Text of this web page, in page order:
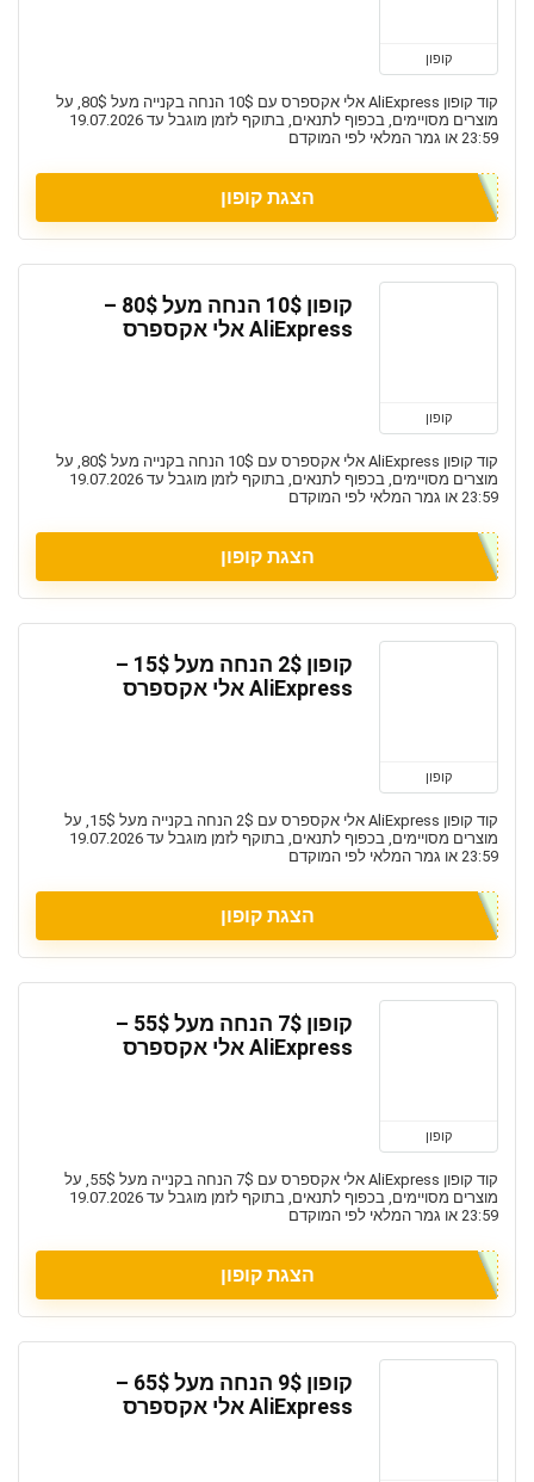
קופון
קוד קופון AliExpress אלי אקספרס עם 10$ הנחה בקנייה מעל 80$, על
מוצרים מסויימים, בכפוף לתנאים, בתוקף לזמן מוגבל עד 19.07.2026
23:59 או גמר המלאי לפי המוקדם
הצגת קופון
קופון
קופון 10$ הנחה מעל 80$ –
AliExpress אלי אקספרס
קוד קופון AliExpress אלי אקספרס עם 10$ הנחה בקנייה מעל 80$, על
מוצרים מסויימים, בכפוף לתנאים, בתוקף לזמן מוגבל עד 19.07.2026
23:59 או גמר המלאי לפי המוקדם
הצגת קופון
קופון
קופון 2$ הנחה מעל 15$ –
AliExpress אלי אקספרס
קוד קופון AliExpress אלי אקספרס עם 2$ הנחה בקנייה מעל 15$, על
מוצרים מסויימים, בכפוף לתנאים, בתוקף לזמן מוגבל עד 19.07.2026
23:59 או גמר המלאי לפי המוקדם
הצגת קופון
קופון
קופון 7$ הנחה מעל 55$ –
AliExpress אלי אקספרס
קוד קופון AliExpress אלי אקספרס עם 7$ הנחה בקנייה מעל 55$, על
מוצרים מסויימים, בכפוף לתנאים, בתוקף לזמן מוגבל עד 19.07.2026
23:59 או גמר המלאי לפי המוקדם
הצגת קופון
קופון 9$ הנחה מעל 65$ –
AliExpress אלי אקספרס